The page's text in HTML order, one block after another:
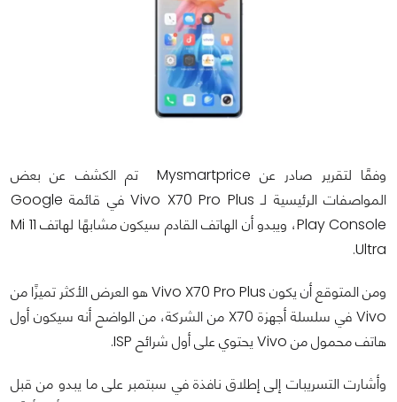
وفقًا لتقرير صادر عن Mysmartprice تم الكشف عن بعض
المواصفات الرئيسية لـ Vivo X70 Pro Plus في قائمة Google
Play Console، ويبدو أن الهاتف القادم سيكون مشابهًا لهاتف Mi 11
Ultra.
ومن المتوقع أن يكون Vivo X70 Pro Plus هو العرض الأكثر تميزًا من
Vivo في سلسلة أجهزة X70 من الشركة، من الواضح أنه سيكون أول
هاتف محمول من Vivo يحتوي على أول شرائح ISP.
وأشارت التسريبات إلى إطلاق نافذة في سبتمبر على ما يبدو من قبل